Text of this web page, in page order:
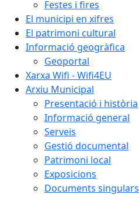
Festes i fires
El municipi en xifres
El patrimoni cultural
Informació geogràfica
Geoportal
Xarxa Wifi - Wifi4EU
Arxiu Municipal
Presentació i història
Informació general
Serveis
Gestió documental
Patrimoni local
Exposicions
Documents singulars